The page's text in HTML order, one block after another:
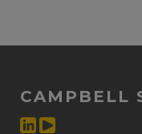
CAMPBELL